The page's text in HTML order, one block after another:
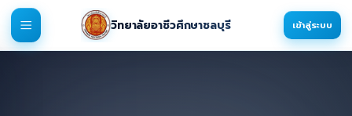
วิทยาลัยอาชีวศึกษาชลบุรี เข้าสู่ระบบ